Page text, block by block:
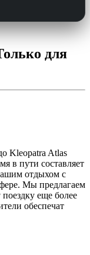
для
Kleopatra Atlas
в пути составляет
отдыхом с
Мы предлагаем
поездку еще более
обеспечат